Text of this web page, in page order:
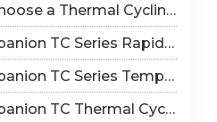
日本語
Tiếng Việt
Lab Companion TC Series Rapid Temperature Change Chamber Selection Guide
Cycling Chamber: Reproduce Long-Term Thermal Fatigue Failure of Electronic Devices
Cycling vs TS Series Thermal Shock Test Chamber – Application & Selection Guide
Shock Test: Mechanisms of Thermo-Mechanical Failure and Equipment Parameter Correlation